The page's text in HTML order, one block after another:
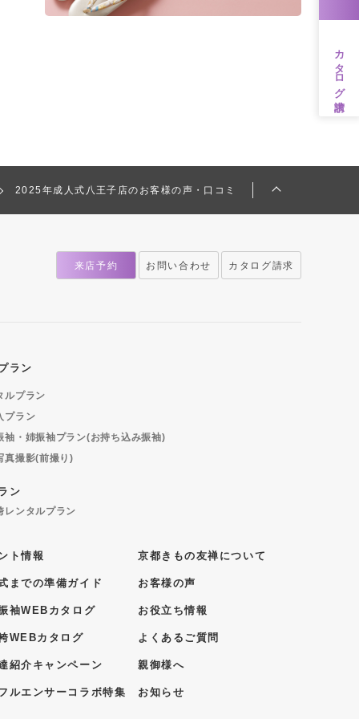
2025年成人式八王子店のお客様の声・口コミ
カタログ請求
来店予約 お問い合わせ カタログ請求
ラン
ルプラン
プラン
袖・姉振袖プラン(お持ち込み振袖)
真撮影(前撮り)
ン
レンタルプラン
ト情報
までの準備ガイド
袖WEBカタログ
WEBカタログ
紹介キャンペーン
ルエンサーコラボ特集
京都きもの友禅について
お客様の声
お役立ち情報
よくあるご質問
親御様へ
お知らせ